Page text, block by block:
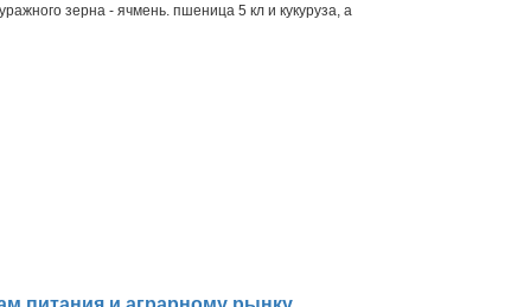
зерна - ячмень. пшеница 5 кл и кукуруза, а